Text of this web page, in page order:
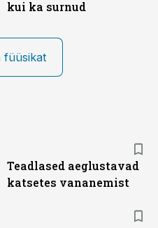
kui ka surnud
füüsikat
Teadlased aeglustavad
katsetes vananemist